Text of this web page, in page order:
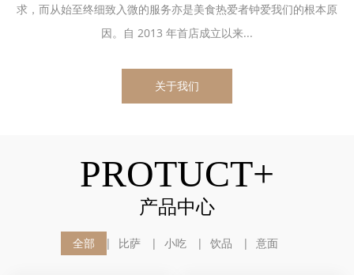
求，而从始至终细致入微的服务亦是美食热爱者钟爱我们的根本原
因。自 2013 年首店成立以来...
关于我们
PROTUCT+
产品中心
全部 比萨 小吃 饮品 意面